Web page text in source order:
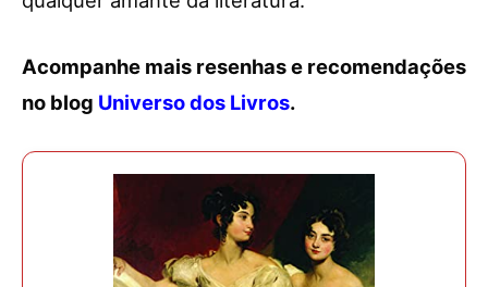
Acompanhe mais resenhas e recomendações
no blog Universo dos Livros.